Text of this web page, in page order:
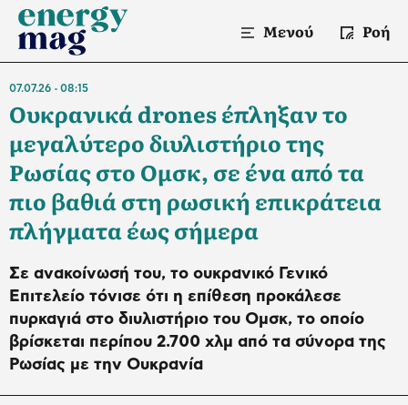
Μενού Ροή
07.07.26 08:15
Ουκρανικά drones έπληξαν το
μεγαλύτερο διυλιστήριο της
Ρωσίας στο Ομσκ, σε ένα από τα
πιο βαθιά στη ρωσική επικράτεια
πλήγματα έως σήμερα
Σε ανακοίνωσή του, το ουκρανικό Γενικό
Επιτελείο τόνισε ότι η επίθεση προκάλεσε
πυρκαγιά στο διυλιστήριο του Ομσκ, το οποίο
βρίσκεται περίπου 2.700 χλμ από τα σύνορα της
Ρωσίας με την Ουκρανία